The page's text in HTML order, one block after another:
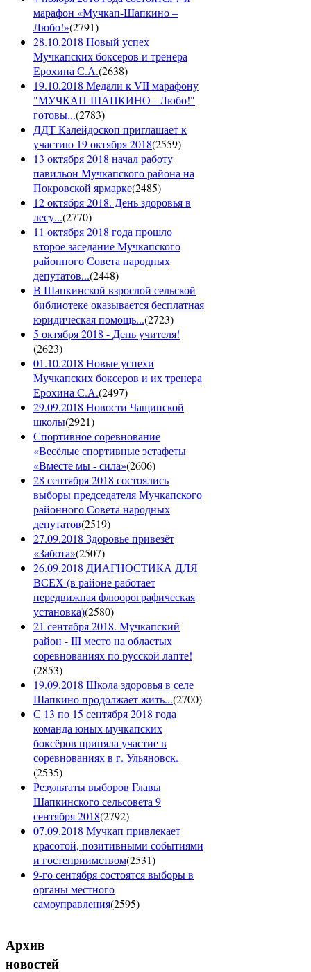
марафон «Мучкап-Шапкино –
Любо!»(2791)
28.10.2018 Новый успех
Мучкапских боксеров и тренера
Ерохина С.А.(2638)
19.10.2018 Медали к VII марафону
"МУЧКАП-ШАПКИНО - Любо!"
готовы...(2783)
ДДТ Калейдоскоп приглашает к
участию 19 октября 2018(2559)
13 октября 2018 начал работу
павильон Мучкапского района на
Покровской ярмарке(2485)
12 октября 2018. День здоровья в
лесу...(2770)
11 октября 2018 года прошло
второе заседание Мучкапского
районного Совета народных
депутатов...(2448)
В Шапкинской взрослой сельской
библиотеке оказывается бесплатная
юридическая помощь...(2723)
5 октября 2018 - День учителя!
(2623)
01.10.2018 Новые успехи
Мучкапских боксеров и их тренера
Ерохина С.А.(2497)
29.09.2018 Новости Чащинской
школы(2921)
Спортивное соревнование
«Весёлые спортивные эстафеты
«Вместе мы - сила»(2606)
28 сентября 2018 состоялись
выборы председателя Мучкапского
районного Совета народных
депутатов(2519)
27.09.2018 Здоровье привезёт
«Забота»(2507)
26.09.2018 ДИАГНОСТИКА ДЛЯ
ВСЕХ (в районе работает
передвижная флюорографическая
установка)(2580)
21 сентября 2018. Мучкапский
район - III место на областых
соревнованиях по русской лапте!
(2853)
19.09.2018 Школа здоровья в селе
Шапкино продолжает жить...(2700)
С 13 по 15 сентября 2018 года
команда юных мучкапских
боксёров приняла участие в
соревнованиях в г. Ульяновск.
(2535)
Результаты выборов Главы
Шапкинского сельсовета 9
сентября 2018(2792)
07.09.2018 Мучкап привлекает
красотой, позитивными событиями
и гостеприимством(2531)
9-го сентября состоятся выборы в
органы местного
самоуправления(2595)
Архив
новостей